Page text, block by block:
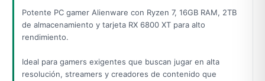
→
Potente PC gamer Alienware con Ryzen 7, 16GB RAM, 2TB
de almacenamiento y tarjeta RX 6800 XT para alto
rendimiento.
Ideal para gamers exigentes que buscan jugar en alta
resolución, streamers y creadores de contenido que